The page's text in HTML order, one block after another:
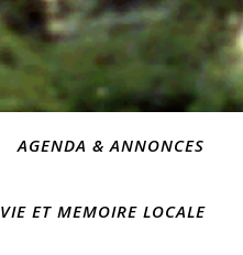
AGENDA & ANNONCES
VIE ET MEMOIRE LOCALE